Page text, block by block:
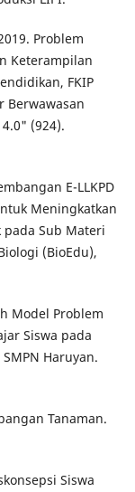
Problem
Keterampilan
FKIP
Berwawasan
(924).
E-LLKPD
Meningkatkan
Sub Materi
(BioEdu),
Model Problem
Siswa pada
Haruyan.
Tanaman.
Siswa